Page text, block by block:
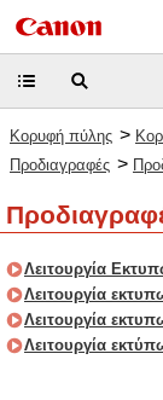
Κορυφή πύλης >
Προδιαγραφές >
Λειτουργία
Λειτουργία
Λειτουργία
Λειτουργία